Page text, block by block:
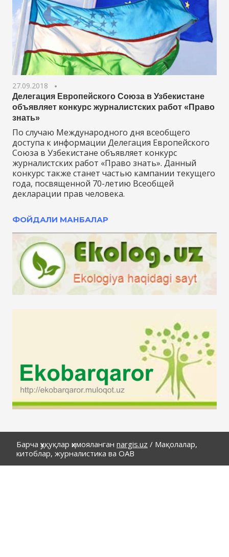
27.09.2018
Делегация Европейского Союза в Узбекистане
объявляет конкурс журналистских работ «Право
знать»
По случаю Международного дня всеобщего
доступа к информации Делегация Европейского
Союза в Узбекистане объявляет конкурс
журналистских работ «Право знать». Данный
конкурс также станет частью кампании текущего
года, посвященной 70-летию Всеобщей
декларации прав человека.
ФОЙДАЛИ МАНБАЛАР
Барча ҳуқуқлар ҳимояланган nargis.uz / Мақолалар,
китоблар, журналистика ва ОАВ